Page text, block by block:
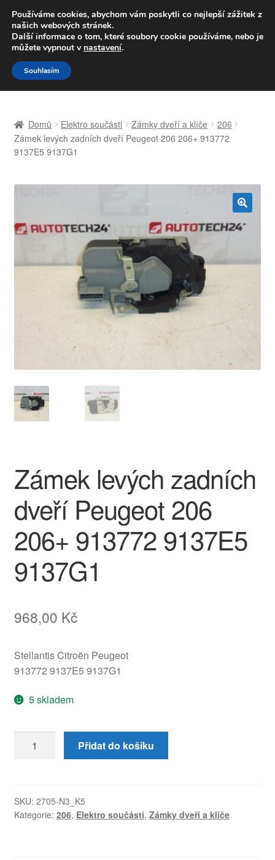
DOPRAVA od 139,-Kč
Volejte po-pá 9-16 704 494 494
Přeskočit
na
navigaci
Přejít
k
obsahu
Celosvětová doprava
Kontakt
Košík
Můj účet
Obchodní podmínky
Ochrana osobních údajů
Platby
Reklamační řád
Vrakoviště Citroën
Domů Elektro součásti Zámky dveří a klíče
206
Zámek levých zadních dveří Peugeot 206 206+ 913772
9137E5 9137G1
🔍
Zámek levých zadních
dveří Peugeot 206
206+ 913772 9137E5
9137G1
968,00 Kč
Stellantis Citroën Peugeot
913772 9137E5 9137G1
5 skladem
levých
Peugeot
206
Přidat do košíku
SKU: 2705-N3_K5
Kategorie: 206, Elektro součásti, Zámky dveří a klíče
Používáme cookies, abychom vám poskytli co nejlepší zážitek z
našich webových stránek.
Další informace o tom, které soubory cookie používáme, nebo je
můžete vypnout v nastavení.
Souhlasím